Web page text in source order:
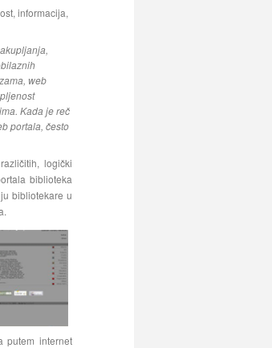
informacija,
web
Kada je reč
portala, često
logički
biblioteka
bibliotekare u
putem internet